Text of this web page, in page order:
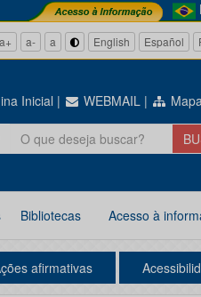
a+ a- a English Español
Inicial | WEBMAIL |
Bibliotecas Acesso à
afirmativas